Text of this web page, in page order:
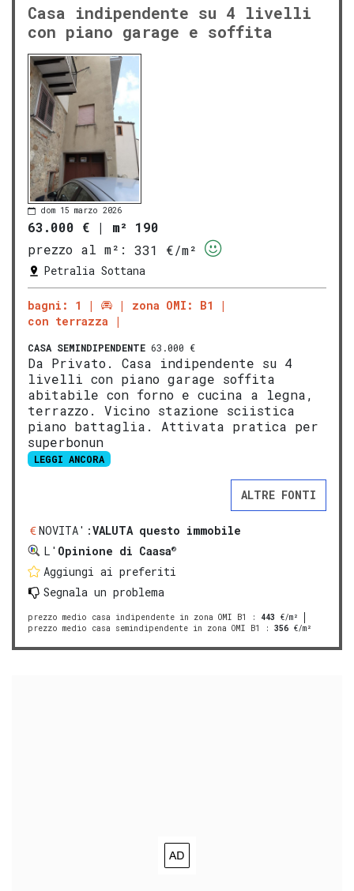
Casa indipendente su 4 livelli
con piano garage e soffita
dom 15 marzo 2026
63.000 € | m² 190
prezzo al m²:
331 €/m²
Petralia Sottana
bagni: 1
zona OMI: B1
con terrazza
CASA SEMINDIPENDENTE 63.000 €
Da Privato. Casa indipendente su 4
livelli con piano garage soffita
abitabile con forno e cucina a legna,
terrazzo. Vicino stazione sciistica
piano battaglia. Attivata pratica per
superbonun
LEGGI ANCORA
ALTRE FONTI
NOVITA':VALUTA questo immobile
L' Opinione di Caasa®
Aggiungi ai preferiti
Segnala un problema
prezzo medio casa indipendente in zona OMI B1 : 443 €/m²
prezzo medio casa semindipendente in zona OMI B1
: 356 €/m²